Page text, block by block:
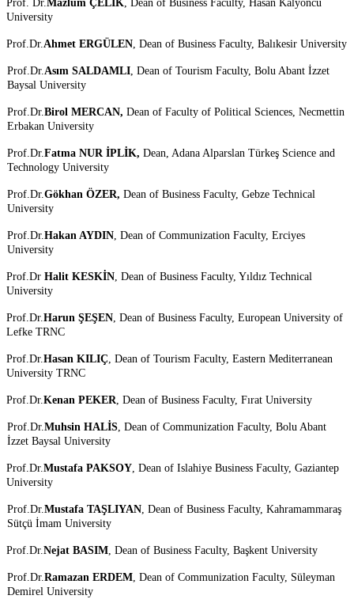
Prof. Dr.Mazlum ÇELİK, Dean of Business Faculty, Hasan Kalyoncu
University
Prof.Dr.Ahmet ERGÜLEN, Dean of Business Faculty, Balıkesir University
Prof.Dr.Asım SALDAMLI, Dean of Tourism Faculty, Bolu Abant İzzet
Baysal University
Prof.Dr.Birol MERCAN, Dean of Faculty of Political Sciences, Necmettin
Erbakan University
Prof.Dr.Fatma NUR İPLİK, Dean, Adana Alparslan Türkeş Science and
Technology University
Prof.Dr.Gökhan ÖZER, Dean of Business Faculty, Gebze Technical
University
Prof.Dr.Hakan AYDIN, Dean of Communization Faculty, Erciyes
University
Prof.Dr Halit KESKİN, Dean of Business Faculty, Yıldız Technical
University
Prof.Dr.Harun ŞEŞEN, Dean of Business Faculty, European University of
Lefke TRNC
Prof.Dr.Hasan KILIÇ, Dean of Tourism Faculty, Eastern Mediterranean
University TRNC
Prof.Dr.Kenan PEKER, Dean of Business Faculty, Fırat University
Prof.Dr.Muhsin HALİS, Dean of Communization Faculty, Bolu Abant
İzzet Baysal University
Prof.Dr.Mustafa PAKSOY, Dean of Islahiye Business Faculty, Gaziantep
University
Prof.Dr.Mustafa TAŞLIYAN, Dean of Business Faculty, Kahramammaraş
Sütçü İmam University
Prof.Dr.Nejat BASIM, Dean of Business Faculty, Başkent University
Prof.Dr.Ramazan ERDEM, Dean of Communization Faculty, Süleyman
Demirel University